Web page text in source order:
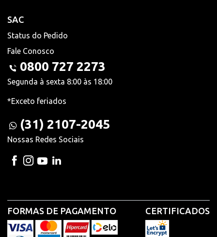
SAC
Status do Pedido
Fale Conosco
0800 727 2273
Segunda à sexta 8:00 às 18:00
*Exceto feriados
(31) 2107-2045
Nossas Redes Sociais
FORMAS DE PAGAMENTO CERTIFICADOS